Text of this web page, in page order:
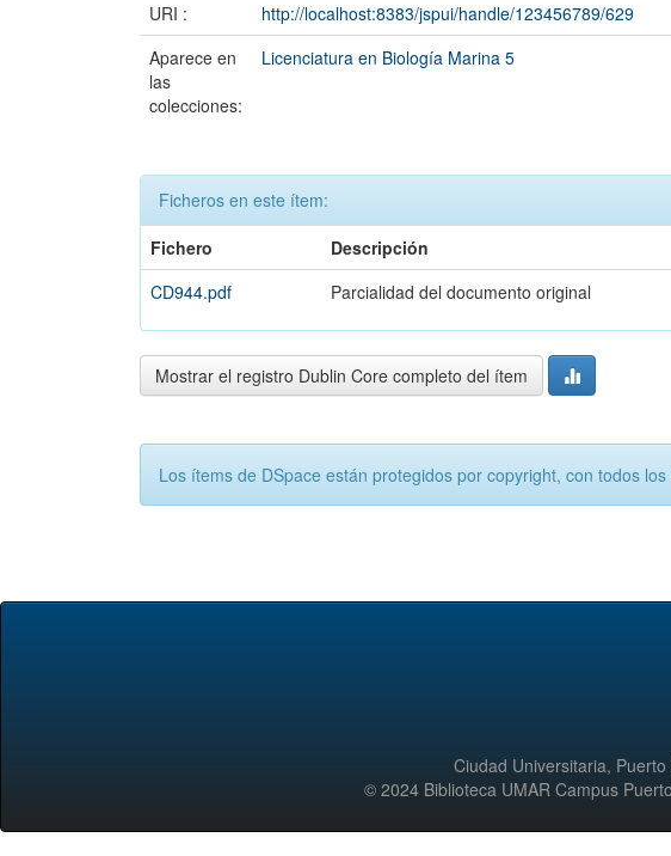
URI :
http://localhost:8383/jspui/handle/123456789/629
Aparece en
las
colecciones:
Licenciatura en Biología Marina 5
Ficheros en este ítem:
Fichero
Descripción
CD944.pdf
Parcialidad del documento original
Mostrar el registro Dublin Core completo del ítem
Los ítems de DSpace están protegidos por copyright, con todos
Ciudad Universitaria,
© 2024 Biblioteca UMAR Campus